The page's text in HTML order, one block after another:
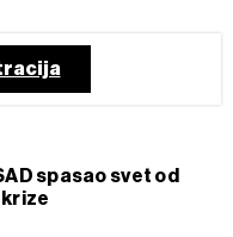
spasao svet od